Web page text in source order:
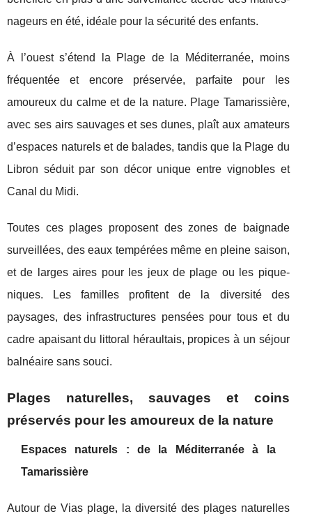
nageurs en été, idéale pour la sécurité des enfants.
À l’ouest s’étend la Plage de la Méditerranée, moins
fréquentée et encore préservée, parfaite pour les
amoureux du calme et de la nature. Plage Tamarissière,
avec ses airs sauvages et ses dunes, plaît aux amateurs
d’espaces naturels et de balades, tandis que la Plage du
Libron séduit par son décor unique entre vignobles et
Canal du Midi.
Toutes ces plages proposent des zones de baignade
surveillées, des eaux tempérées même en pleine saison,
et de larges aires pour les jeux de plage ou les pique-
niques. Les familles profitent de la diversité des
paysages, des infrastructures pensées pour tous et du
cadre apaisant du littoral héraultais, propices à un séjour
balnéaire sans souci.
Plages naturelles, sauvages et coins
préservés pour les amoureux de la nature
Espaces naturels : de la Méditerranée à la
Tamarissière
Autour de Vias plage, la diversité des plages naturelles